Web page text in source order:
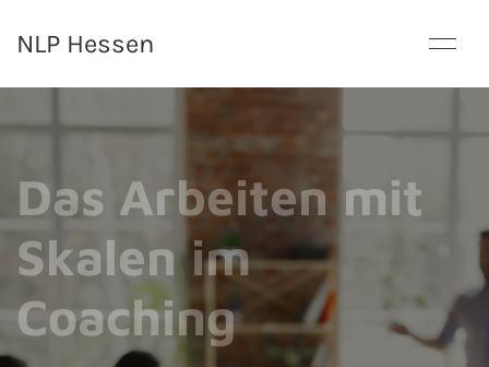
NLP Hessen
Das Arbeiten mit
Skalen im
Coaching